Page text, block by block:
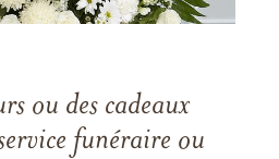
ou des cadeaux
funéraire ou